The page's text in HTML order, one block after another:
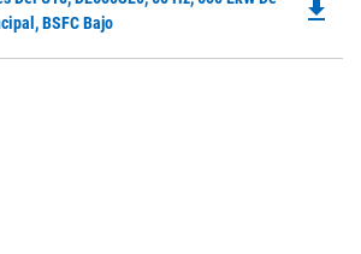
BSFC Bajo
file_download